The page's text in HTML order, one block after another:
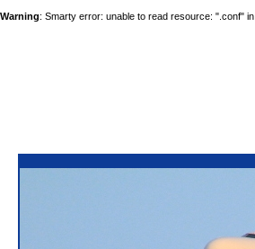
Warning: Smarty error: unable to read resource: ".conf" in